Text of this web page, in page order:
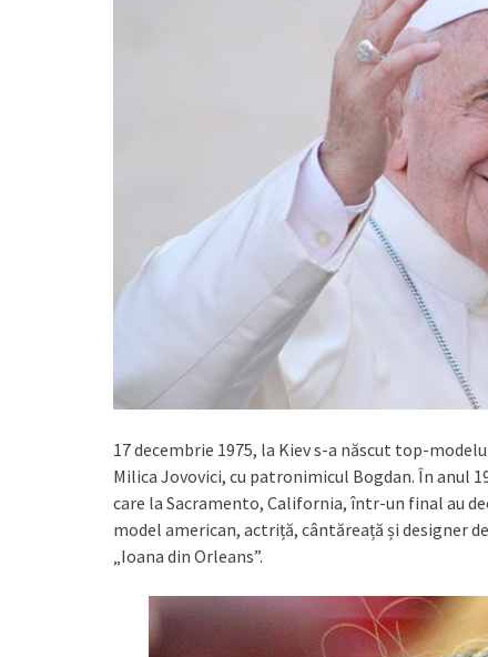
17 decembrie 1975, la Kiev s-a născut top-
Milica Jovovici, cu patronimicul Bogdan. În anul
care la Sacramento, California, într-un final au
model american, actriță, cântăreață și designer
„Ioana din Orleans”.